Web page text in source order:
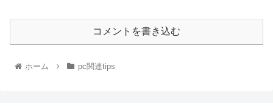
コメントを書き込む
ホーム pc関連tips